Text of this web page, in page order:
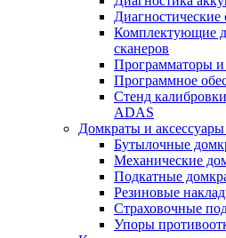
Диагностические
Комплектующие
сканеров
Программаторы и
Программное
Стенд
ADAS
Домкраты и аксессуары
Бутылочные
Механические
Подкатные
Резиновые
Страховочные
Упоры